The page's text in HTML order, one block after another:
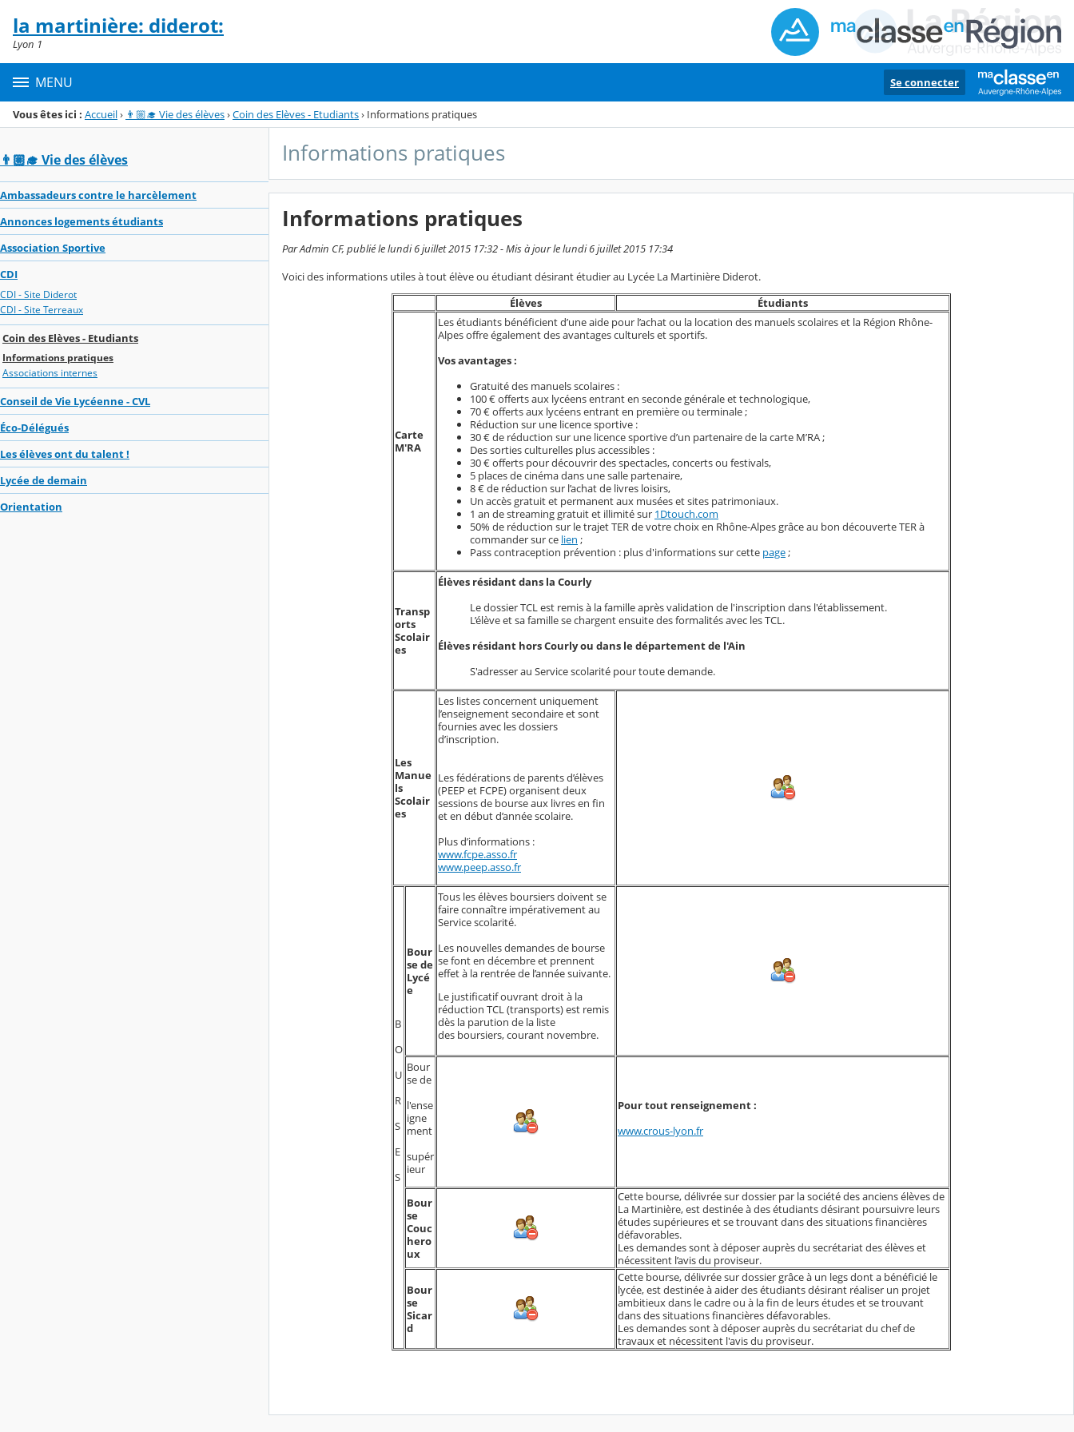
Menu de la rubrique
Contenu
la martinière: diderot:
Lyon 1
MENU Se connecter
Vous êtes ici : Accueil› 👨🏼‍🎓 Vie des élèves›Coin des Elèves - Etudiants› Informations pratiques
👨🏼‍🎓 Vie des élèves
Ambassadeurs contre le harcèlement
Annonces logements étudiants
Association Sportive
CDI
CDI - Site Diderot
CDI - Site Terreaux
Coin des Elèves - Etudiants
Informations pratiques
Associations internes
Conseil de Vie Lycéenne - CVL
Éco-Délégués
Les élèves ont du talent !
Lycée de demain
Orientation
Informations pratiques
Informations pratiques
Par Admin CF, publié le lundi 6 juillet 2015 17:32 - Mis à jour le lundi 6 juillet 2015 17:34
Voici des informations utiles à tout élève ou étudiant désirant étudier au Lycée La Martinière Diderot.
Élèves
Étudiants
Carte
M'RA
Les étudiants bénéficient d’une aide pour l’achat ou la location des manuels scolaires et la Région Rhône-
Alpes offre également des avantages culturels et sportifs.
Vos avantages :
Gratuité des manuels scolaires :
100 € offerts aux lycéens entrant en seconde générale et technologique,
70 € offerts aux lycéens entrant en première ou terminale;
Réduction sur une licence sportive :
30 € de réduction sur une licence sportive d’un partenaire de la carte M’RA ;
Des sorties culturelles plus accessibles :
30 € offerts pour découvrir des spectacles, concerts ou festivals,
5 places de cinéma dans une salle partenaire,
8 € de réduction sur l’achat de livres loisirs,
Un accès gratuit et permanent aux musées et sites patrimoniaux.
1 an de streaming gratuit et illimité sur 1Dtouch.com
50% de réduction sur le trajet TER de votre choix en Rhône-Alpes grâce au bon découverte TER à
commander sur ce lien ;
Pass contraception prévention : plus d'informations sur cette page;
Transp
orts
Scolair
es
Élèves résidant dans la Courly
Le dossier TCL est remis à la famille après validation de l'inscription dans l'établissement.
L’élève et sa famille se chargent ensuite des formalités avec les TCL.
Élèves résidant hors Courly ou dans le département de l'Ain
S'adresser au Service scolarité pour toute demande.
Les
Manue
ls
Scolair
es
Les listes concernent uniquement
l’enseignement secondaire et sont
fournies avec les dossiers
d’inscription.
Les fédérations de parents d’élèves
(PEEP et FCPE) organisent deux
sessions de bourse aux livres en fin
et en début d’année scolaire.
Plus d’informations :
www.fcpe.asso.fr
www.peep.asso.fr
B
O
U
R
S
E
S
Bour
se de
Lycé
e
Tous les élèves boursiers doivent se
faire connaître impérativement au
Service scolarité.
Les nouvelles demandes de bourse
se font en décembre et prennent
effet à la rentrée de l’année suivante.
Le justificatif ouvrant droit à la
réduction TCL (transports) est remis
dès la parution de la liste
des boursiers, courant novembre.
Bour
se de
l'ense
igne
ment
supér
ieur
Pour tout renseignement :
www.crous-lyon.fr
Bour
se
Couc
hero
ux
Cette bourse, délivrée sur dossier par la société des anciens élèves de
La Martinière, est destinée à des étudiants désirant poursuivre leurs
études supérieures et se trouvant dans des situations financières
défavorables.
Les demandes sont à déposer auprès du secrétariat des élèves et
nécessitent l’avis du proviseur.
Bour
se
Sicar
d
Cette bourse, délivrée sur dossier grâce à un legs dont a bénéficié le
lycée, est destinée à aider des étudiants désirant réaliser un projet
ambitieux dans le cadre ou à la fin de leurs études et se trouvant
dans des situations financières défavorables.
Les demandes sont à déposer auprès du secrétariat du chef de
travaux et nécessitent l'avis du proviseur.